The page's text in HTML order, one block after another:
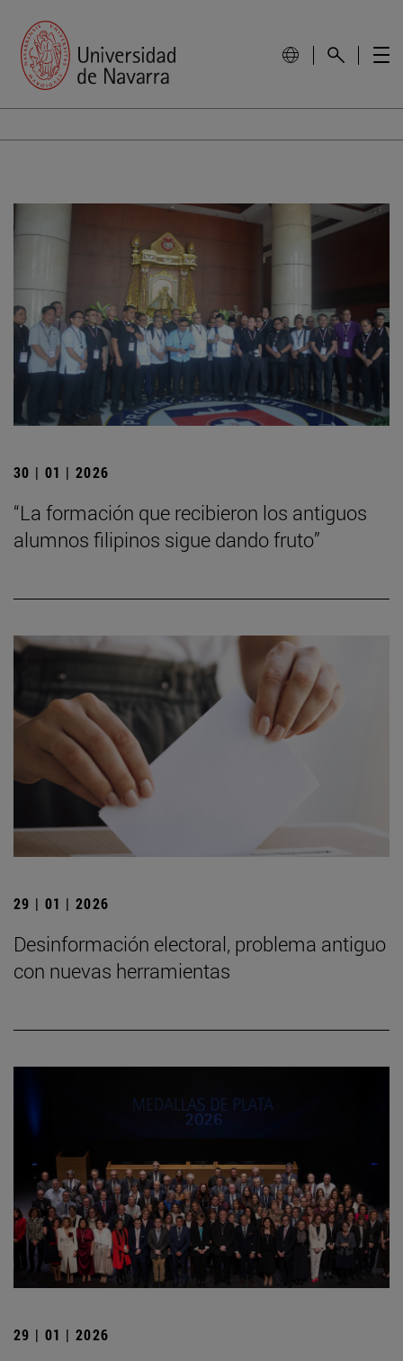
30 | 01 | 2026
“La formación que recibieron los antiguos
alumnos filipinos sigue dando fruto”
29 | 01 | 2026
Desinformación electoral, problema antiguo
con nuevas herramientas
29 | 01 | 2026